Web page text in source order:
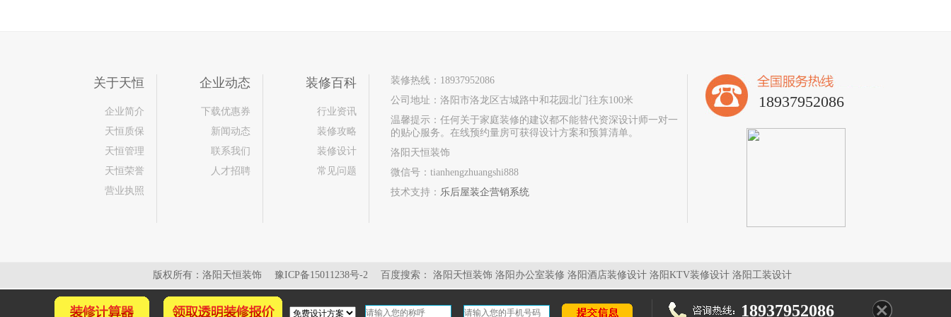
关于天恒
企业简介
天恒质保
天恒管理
天恒荣誉
营业执照
企业动态
下载优惠券
新闻动态
联系我们
人才招聘
装修百科
行业资讯
装修攻略
装修设计
常见问题
装修热线：18937952086
公司地址：洛阳市洛龙区古城路中和花园北门往东100米
温馨提示：任何关于家庭装修的建议都不能替代资深设计师一对一
的贴心服务。在线预约量房可获得设计方案和预算清单。
洛阳天恒装饰
微信号：tianhengzhuangshi888
技术支持： 乐后屋装企营销系统
18937952086
版权所有：洛阳天恒装饰 豫ICP备15011238号-2 百度搜索： 洛阳天恒装饰 洛阳办公室装修 洛阳酒店装修设计 洛阳KTV装修设计 洛阳工装设计
18937952086